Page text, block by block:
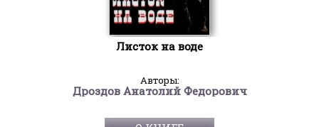
Листок на воде
Авторы:
Дроздов Анатолий Федорович